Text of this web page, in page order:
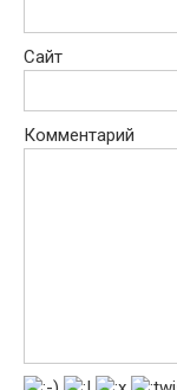
Сайт
Комментарий